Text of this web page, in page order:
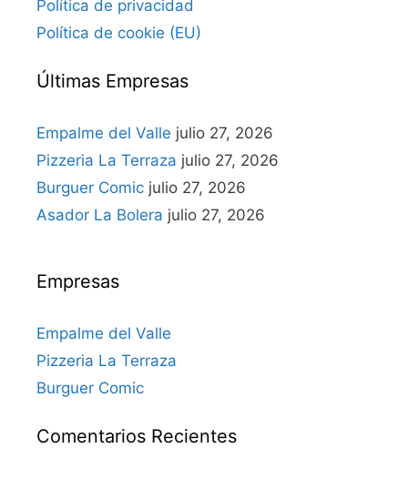
Política de privacidad
Política de cookie (EU)
Últimas Empresas
Empalme del Valle julio 27, 2026
Pizzeria La Terraza julio 27, 2026
Burguer Comic julio 27, 2026
Asador La Bolera julio 27, 2026
Empresas
Empalme del Valle
Pizzeria La Terraza
Burguer Comic
Comentarios Recientes